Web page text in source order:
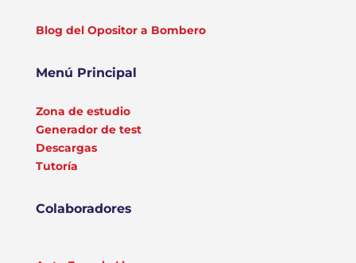
Blog del Opositor a Bombero
Menú Principal
Zona de estudio
Generador de test
Descargas
Tutoría
Colaboradores